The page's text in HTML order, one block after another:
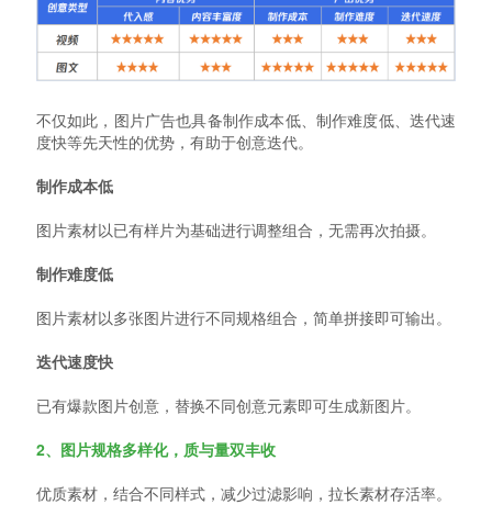
不仅如此，图片广告也具备制作成本低、制作难度低、迭代速
度快等先天性的优势，有助于创意迭代。
制作成本低
图片素材以已有样片为基础进行调整组合，无需再次拍摄。
制作难度低
图片素材以多张图片进行不同规格组合，简单拼接即可输出。
迭代速度快
已有爆款图片创意，替换不同创意元素即可生成新图片。
2、图片规格多样化，质与量双丰收
优质素材，结合不同样式，减少过滤影响，拉长素材存活率。